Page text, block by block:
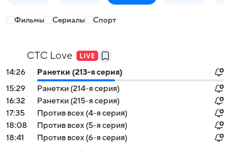
Фильмы Сериалы Спорт
СТС Love
14:26
Ранетки (213-я серия)
15:29
Ранетки (214-я серия)
16:32
Ранетки (215-я серия)
17:35
Против всех (4-я серия)
18:08
Против всех (5-я серия)
18:41
Против всех (6-я серия)